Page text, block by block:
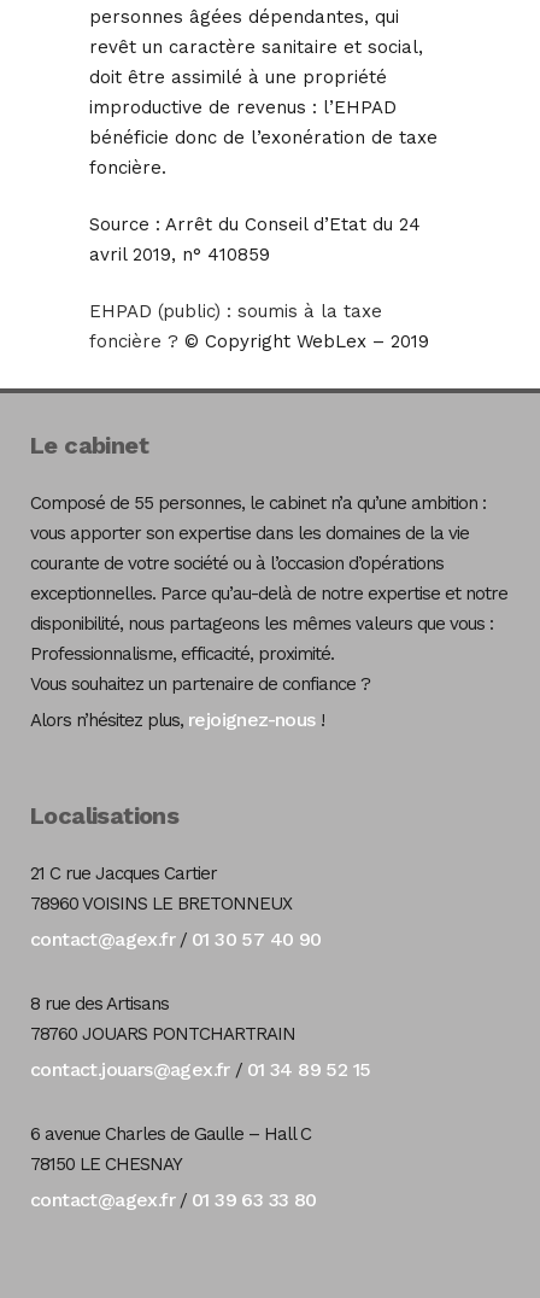
personnes âgées dépendantes, qui
revêt un caractère sanitaire et social,
doit être assimilé à une propriété
improductive de revenus : l’EHPAD
bénéficie donc de l’exonération de taxe
foncière.
Source : Arrêt du Conseil d’Etat du 24
avril 2019, n° 410859
EHPAD (public) : soumis à la taxe
foncière ? © Copyright WebLex – 2019
Le cabinet
Composé de 55 personnes, le cabinet n’a qu’une ambition :
vous apporter son expertise dans les domaines de la vie
courante de votre société ou à l’occasion d’opérations
exceptionnelles. Parce qu’au-delà de notre expertise et notre
disponibilité, nous partageons les mêmes valeurs que vous :
Professionnalisme, efficacité, proximité.
Vous souhaitez un partenaire de confiance ?
Alors n’hésitez plus, rejoignez-nous!
Localisations
21 C rue Jacques Cartier
78960 VOISINS LE BRETONNEUX
contact@agex.fr/ 01 30 57 40 90
8 rue des Artisans
78760 JOUARS PONTCHARTRAIN
contact.jouars@agex.fr/ 01 34 89 52 15
6 avenue Charles de Gaulle – Hall C
78150 LE CHESNAY
contact@agex.fr/ 01 39 63 33 80